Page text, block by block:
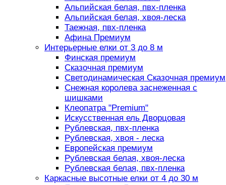
Альпийская белая, пвх-пленка
Альпийская белая, хвоя-леска
Таежная, пвх-пленка
Афина Премиум
Интерьерные елки от 3 до 8 м
Финская премиум
Сказочная премиум
Светодинамическая Сказочная премиум
Снежная королева заснеженная с
шишками
Клеопатра "Premium"
Искусственная ель Дворцовая
Рублевская, пвх-пленка
Рублевская, хвоя - леска
Европейская премиум
Рублевская белая, хвоя-леска
Рублевская белая, пвх-пленка
Каркасные высотные елки от 4 до 30 м